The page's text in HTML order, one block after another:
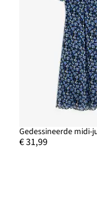
€ 31,99